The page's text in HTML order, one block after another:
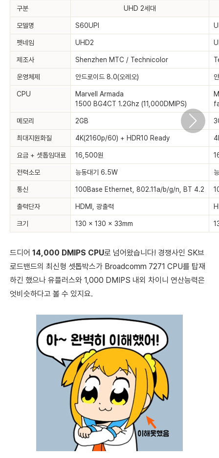
구분 UHD 2세대
모델명 S60UPI
펫네임 UHD2
제조사 Shenzhen MTC / Technicolor
운영체제 안드로이드 8.0(오레오)
CPU
Marvell Armada
1500 BG4CT 1.2Ghz (11,000DMIPS)
메모리 2GB
최대지원화질 4K(2160p/60) + HDR10 Ready
요금 + 셋톱임대료 16,500원
전력소모 능동대기 6.5W
통신 100Base Ethernet, 802.11a/b/g/n, BT 4.2
출력단자 HDMI, 광출력
크기 130 x 130 x 33mm
드디어 14,000 DMIPS CPU로 넘어왔습니다! 경쟁사인 SK브
로드밴드의 최신형 셋톱박스가 Broadcomm 7271 CPU를 탑재
하긴 했으나 유플러스와 1,000 DMIPS 내외 차이니 연산능력은
엇비슷하다고 볼 수 있지요.